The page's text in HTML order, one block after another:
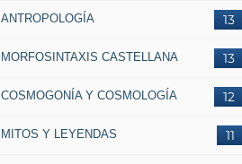
13
ANTROPOLOGÍA
13
MORFOSINTAXIS CASTELLANA
12
COSMOGONÍA Y COSMOLOGÍA
11
MITOS Y LEYENDAS